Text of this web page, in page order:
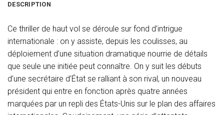
DESCRIPTION
Ce thriller de haut vol se déroule sur fond d’intrigue
internationale : on y assiste, depuis les coulisses, au
déploiement d’une situation dramatique nourrie de détails
que seule une initiée peut connaître. On y suit les débuts
d’une secrétaire d’État se ralliant à son rival, un nouveau
président qui entre en fonction après quatre années
marquées par un repli des États-Unis sur le plan des affaires